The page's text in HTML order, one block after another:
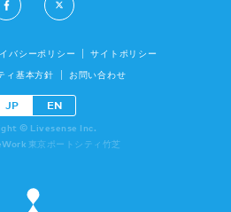
バシーポリシー サイトポリシー
ィ基本方針 お問い合わせ
JP EN
© Livesense Inc.
東京ポートシティ竹芝